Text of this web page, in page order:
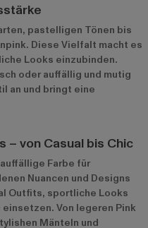
pastelligen Tönen bis
Diese Vielfalt macht es
Looks einzubinden.
oder auffällig und mutig
an und bringt eine
– von Casual bis Chic
Farbe für
Nuancen und Designs
Outfits, sportliche Looks
Von legeren Pink
Mänteln und